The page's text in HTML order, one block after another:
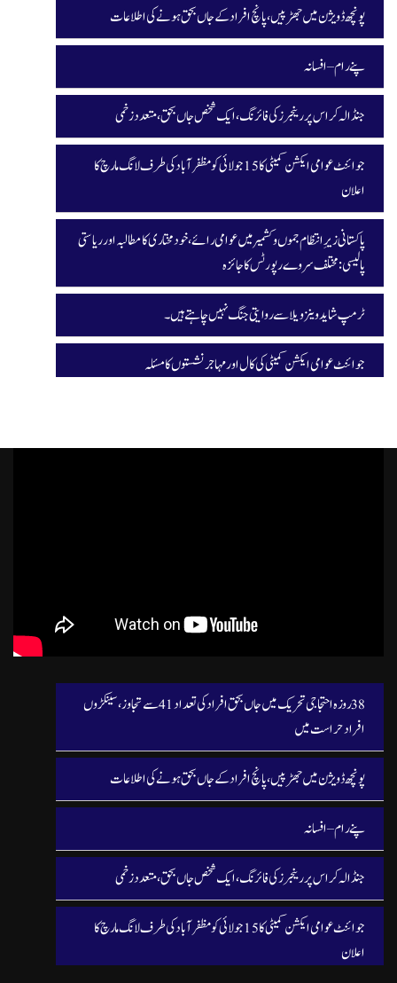
پونچھ ڈویژن میں جھڑپیں، پانچ افراد کے جاں بحق ہونے کی اطلاعات
پنے رام – افسانہ
جنڈالہ کراس پر رینجرز کی فائرنگ، ایک شخص جاں بحق، متعدد زخمی
جوائنٹ عوامی ایکشن کمیٹی کا 15 جولائی کو مظفرآباد کی طرف لانگ مارچ کا
اعلان
پاکستانی زیرِ انتظام جموں و کشمیر میں عوامی رائے، خودمختاری کا مطالبہ اور ریاستی
پالیسی: مختلف سروے رپورٹس کا جائزہ
ٹرمپ شاید وینزویلا سے روایتی جنگ نہیں چاہتے ہیں۔
جوائنٹ عوامی ایکشن کمیٹی کی کال اور مہاجر نشستوں کا مسئلہ
38 روزہ احتجاجی تحریک میں جاں بحق افراد کی تعداد 41 سے تجاوز، سینکڑوں
افراد حراست میں
پونچھ ڈویژن میں جھڑپیں، پانچ افراد کے جاں بحق ہونے کی اطلاعات
پنے رام – افسانہ
جنڈالہ کراس پر رینجرز کی فائرنگ، ایک شخص جاں بحق، متعدد زخمی
جوائنٹ عوامی ایکشن کمیٹی کا 15 جولائی کو مظفرآباد کی طرف لانگ مارچ کا
اعلان